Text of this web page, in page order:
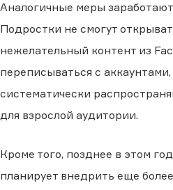
Аналогичные меры заработают
Подростки не смогут
нежелательный контент из
переписываться с
систематически
для взрослой аудитории.
Кроме того, позднее в этом
планирует внедрить еще